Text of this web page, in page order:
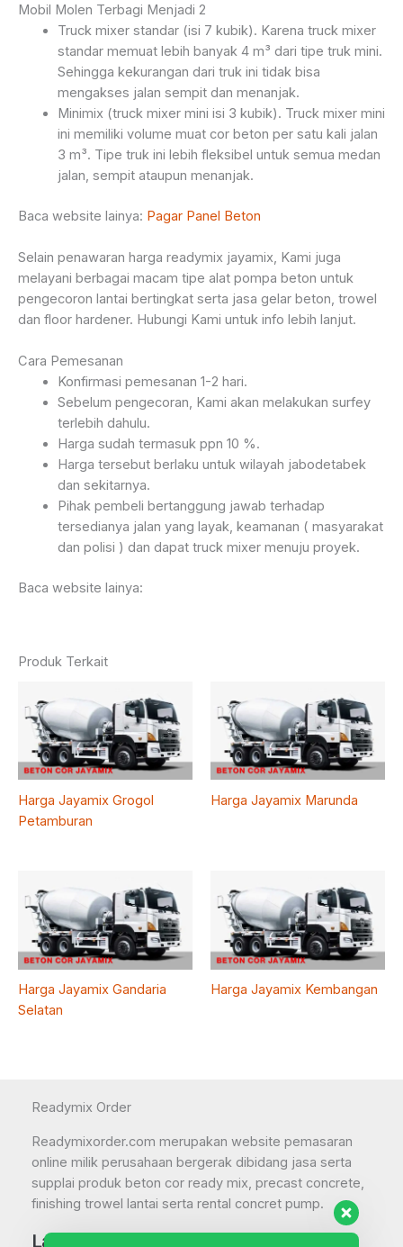
Mobil Molen Terbagi Menjadi 2
Truck mixer standar (isi 7 kubik). Karena truck mixer
standar memuat lebih banyak 4 m³ dari tipe truk mini.
Sehingga kekurangan dari truk ini tidak bisa
mengakses jalan sempit dan menanjak.
Minimix (truck mixer mini isi 3 kubik). Truck mixer mini
ini memiliki volume muat cor beton per satu kali jalan
3 m³. Tipe truk ini lebih fleksibel untuk semua medan
jalan, sempit ataupun menanjak.
Baca website lainya: Pagar Panel Beton
Selain penawaran harga readymix jayamix, Kami juga
melayani berbagai macam tipe alat pompa beton untuk
pengecoron lantai bertingkat serta jasa gelar beton, trowel
dan floor hardener. Hubungi Kami untuk info lebih lanjut.
Cara Pemesanan
Konfirmasi pemesanan 1-2 hari.
Sebelum pengecoran, Kami akan melakukan surfey
terlebih dahulu.
Harga sudah termasuk ppn 10 %.
Harga tersebut berlaku untuk wilayah jabodetabek
dan sekitarnya.
Pihak pembeli bertanggung jawab terhadap
tersedianya jalan yang layak, keamanan ( masyarakat
dan polisi ) dan dapat truck mixer menuju proyek.
Baca website lainya:
Produk Terkait
Harga Jayamix Grogol
Petamburan
Harga Jayamix Marunda
Harga Jayamix Gandaria
Selatan
Harga Jayamix Kembangan
Readymix Order
Readymixorder.com merupakan website pemasaran
online milik perusahaan bergerak dibidang jasa serta
supplai produk beton cor ready mix, precast concrete,
finishing trowel lantai serta rental concret pump.
Layanan